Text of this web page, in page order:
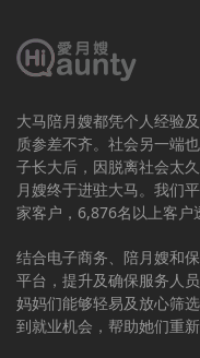
大马陪月嫂都凭个人经验
质参差不齐。社会另一端
子长大后，因脱离社会太
月嫂终于进驻大马。我们
家客户，6,876名以上客户
结合电子商务、陪月嫂和
平台，提升及确保服务人
妈妈们能够轻易及放心筛
到就业机会，帮助她们重新